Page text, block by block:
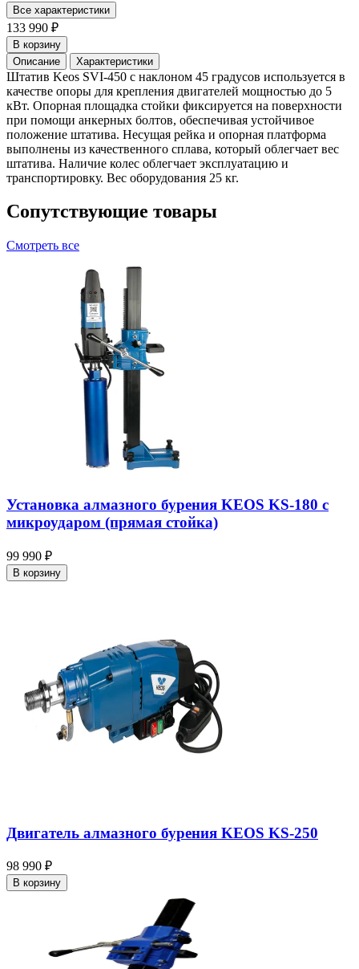
Все характеристики
133 990 ₽
В корзину
Описание
Характеристики
Штатив Keos SVI-450 с наклоном 45 градусов используется в
качестве опоры для крепления двигателей мощностью до 5
кВт. Опорная площадка стойки фиксируется на поверхности
при помощи анкерных болтов, обеспечивая устойчивое
положение штатива. Несущая рейка и опорная платформа
выполнены из качественного сплава, который облегчает вес
штатива. Наличие колес облегчает эксплуатацию и
транспортировку. Вес оборудования 25 кг.
Сопутствующие товары
Смотреть все
Установка алмазного бурения KEOS KS-180 с
микроударом (прямая стойка)
99 990 ₽
В корзину
Двигатель алмазного бурения KEOS KS-250
98 990 ₽
В корзину